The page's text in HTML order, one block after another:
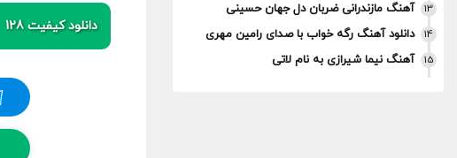
13 آهنگ مازندرانی ضربان دل جهان حسینی
14 دانلود آهنگ رگه خواب با صدای رامین مهری
15 آهنگ نیما شیرازی به نام لاتی
دانلود کیفیت 128